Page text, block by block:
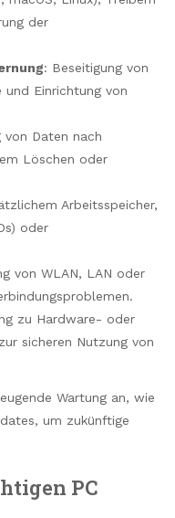
der
: Beseitigung von
und Einrichtung von
von Daten nach
Löschen oder
Arbeitsspeicher,
oder
von WLAN, LAN oder
zu Hardware- oder
sicheren Nutzung von
Wartung an, wie
um zukünftige
PC